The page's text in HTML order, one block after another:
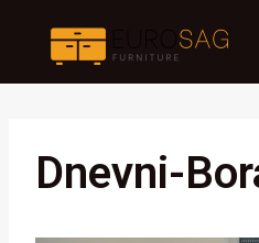
content
Dnevni-